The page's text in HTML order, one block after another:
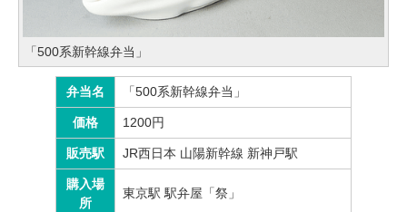
「500系新幹線弁当」
弁当名 「500系新幹線弁当」
価格 1200円
販売駅 JR西日本 山陽新幹線 新神戸駅
購入場
所
東京駅 駅弁屋「祭」